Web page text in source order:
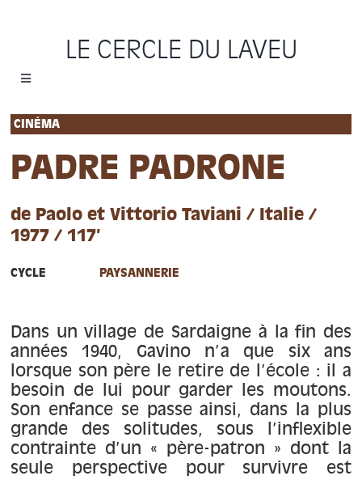
LE CERCLE DU LAVEU
Toggle
Accueil
Cycles
Programme
Location
À propos
Contact
CINÉMA
PADRE PADRONE
de Paolo et Vittorio Taviani / Italie /
1977 / 117’
CYCLE PAYSANNERIE
Dans un village de Sardaigne à la fin des
années 1940, Gavino n’a que six ans
lorsque son père le retire de l’école : il a
besoin de lui pour garder les moutons.
Son enfance se passe ainsi, dans la plus
grande des solitudes, sous l’inflexible
contrainte d’un « père-patron » dont la
seule perspective pour survivre est